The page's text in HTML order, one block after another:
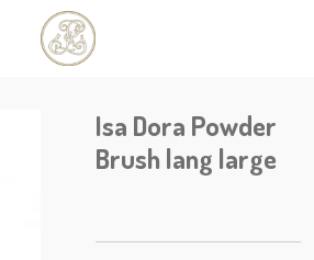
Isa Dora Powder
Brush lang large